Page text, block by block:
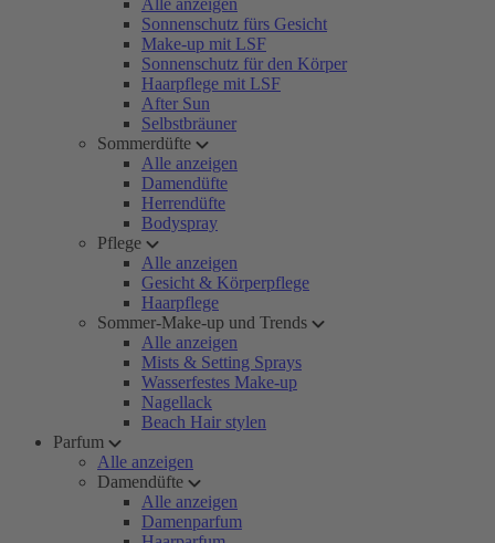
Alle anzeigen
Sonnenschutz fürs Gesicht
Make-up mit LSF
Sonnenschutz für den Körper
Haarpflege mit LSF
After Sun
Selbstbräuner
Sommerdüfte
Alle anzeigen
Damendüfte
Herrendüfte
Bodyspray
Pflege
Alle anzeigen
Gesicht & Körperpflege
Haarpflege
Sommer-Make-up und Trends
Alle anzeigen
Mists & Setting Sprays
Wasserfestes Make-up
Nagellack
Beach Hair stylen
Parfum
Alle anzeigen
Damendüfte
Alle anzeigen
Damenparfum